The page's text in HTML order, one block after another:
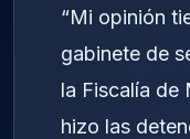
“Mi opinión
gabinete de
la Fiscalía de
hizo las